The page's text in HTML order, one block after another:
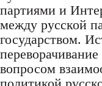
партиями и
между русской
государством.
вопросом